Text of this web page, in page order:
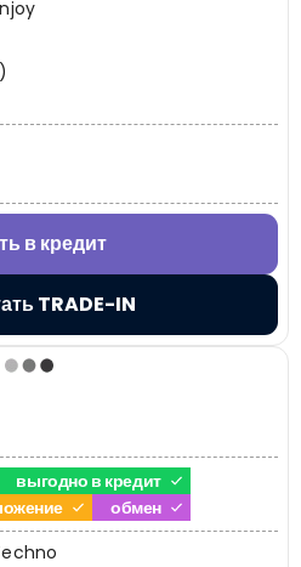
в кредит
TRADE-IN
выгодно в кредит
обмен